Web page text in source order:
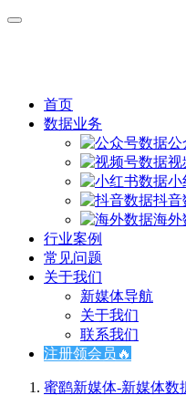
首页
数据业务
公
视
小
抖音
海外
行业案例
常见问题
关于我们
新媒体导航
关于我们
联系我们
注册领会员🔥
蜜鹞新媒体-新媒体数